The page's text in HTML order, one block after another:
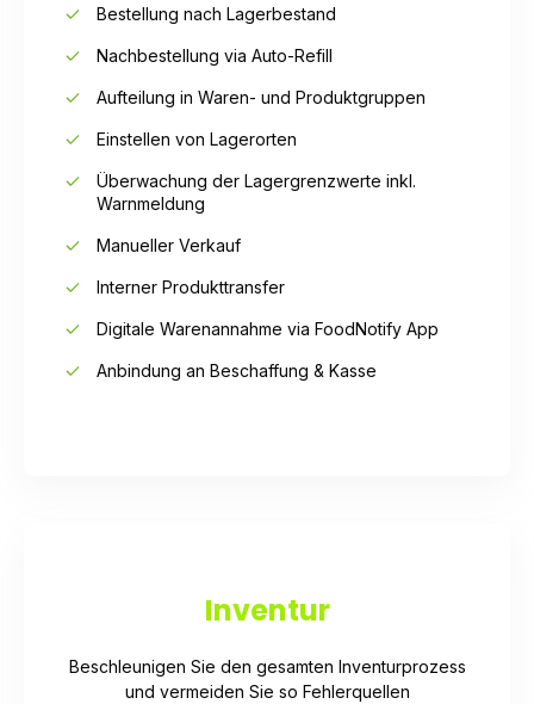
Bestellung nach Lagerbestand
Nachbestellung via Auto-Refill
Aufteilung in Waren- und Produktgruppen
Einstellen von Lagerorten
Überwachung der Lagergrenzwerte inkl.
Warnmeldung
Manueller Verkauf
Interner Produkttransfer
Digitale Warenannahme via FoodNotify App
Anbindung an Beschaffung & Kasse
Inventur
Beschleunigen Sie den gesamten Inventurprozess
und vermeiden Sie so Fehlerquellen